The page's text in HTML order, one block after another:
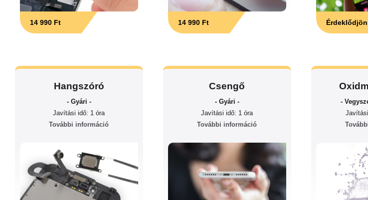
14 990 Ft 14 990 Ft Érdeklődjön
Hangszóró
- Gyári -
Javítási idő: 1 óra
További információ
Csengő
- Gyári -
Javítási idő: 1 óra
További információ
-